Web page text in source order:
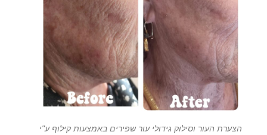
הצערת העור וסילוק גידולי עור שפירים באמצעות קילוף ע"י